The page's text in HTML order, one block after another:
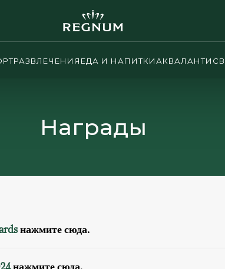
РАЗВЛЕЧЕНИЯ ЕДА И НАПИТКИАКВАЛАНТИС
Награды
нажмите сюда.